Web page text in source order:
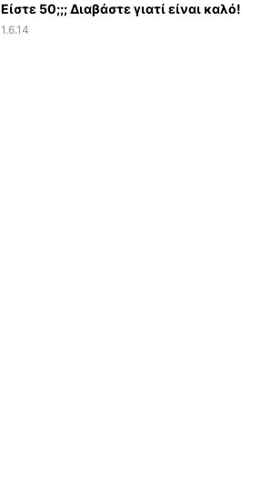
Είστε 50;;; Διαβάστε γιατί είναι καλό!
1.6.14